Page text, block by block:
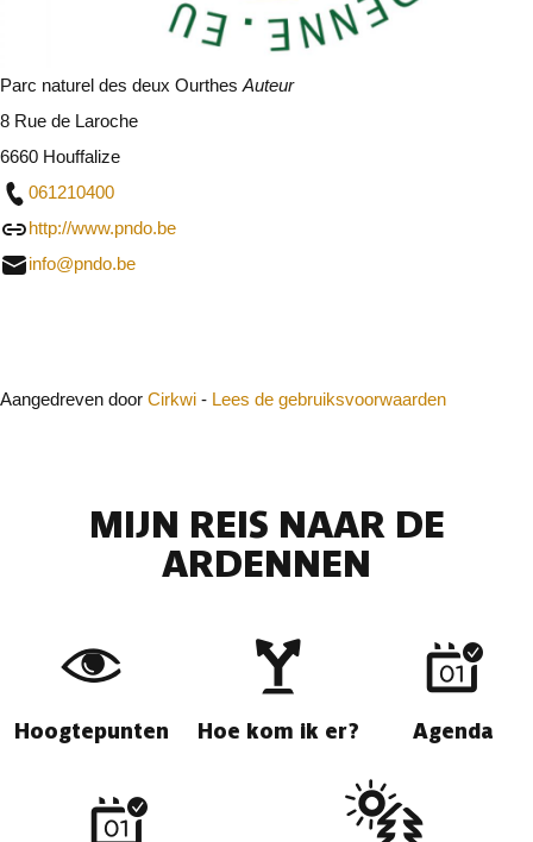
Parc naturel des deux Ourthes Auteur
8 Rue de Laroche
6660 Houffalize
061210400
http://www.pndo.be
info@pndo.be
Aangedreven door Cirkwi - Lees de gebruiksvoorwaarden
MIJN REIS NAAR DE
ARDENNEN
Hoogtepunten Hoe kom ik er? Agenda